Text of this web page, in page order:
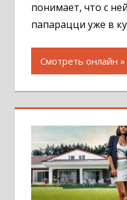
понимает, что с
папарацци уже в
Смотреть онлайн